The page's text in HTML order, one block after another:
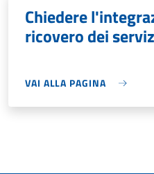
Chiedere
ricovero dei
VAI ALLA PAGINA